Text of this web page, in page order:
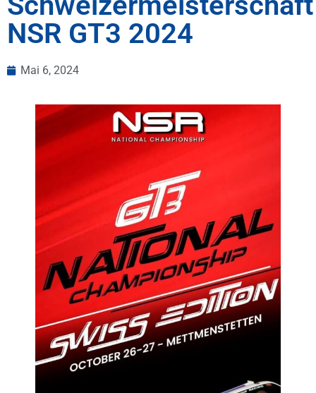
NSR GT3 2024
Mai 6, 2024